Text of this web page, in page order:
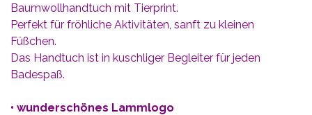
Baumwollhandtuch mit Tierprint.
Perfekt für fröhliche Aktivitäten, sanft zu kleinen
Füßchen.
Das Handtuch ist in kuschliger Begleiter für jeden
Badespaß.
• wunderschönes Lammlogo